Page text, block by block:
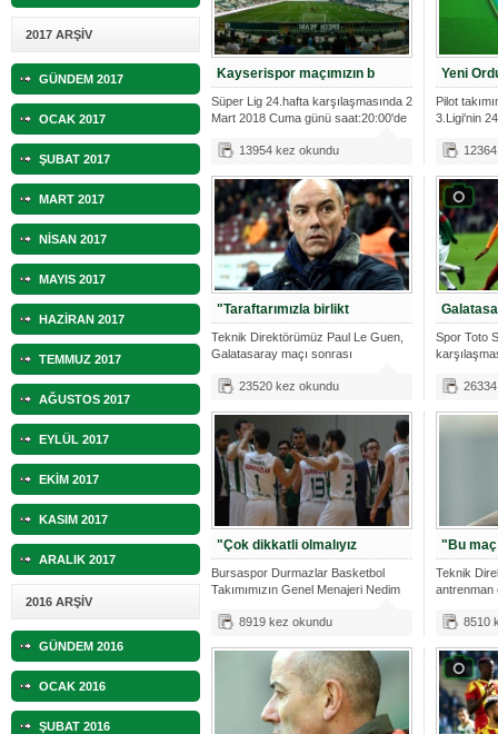
2017 ARŞİV
GÜNDEM 2017
OCAK 2017
ŞUBAT 2017
MART 2017
NİSAN 2017
MAYIS 2017
HAZİRAN 2017
TEMMUZ 2017
AĞUSTOS 2017
EYLÜL 2017
EKİM 2017
KASIM 2017
ARALIK 2017
2016 ARŞİV
GÜNDEM 2016
OCAK 2016
ŞUBAT 2016
Kayserispor maçımızın b
Süper Lig 24.hafta karşılaşmasında 2
Mart 2018 Cuma günü saat:20:00'de
13954 kez okundu
Yeni
Pilot
3.Ligi'nin
"Taraftarımızla birlikt
Teknik Direktörümüz Paul Le Guen,
Galatasaray maçı sonrası
23520 kez okundu
Spor Toto
"Çok dikkatli olmalıyız
Bursaspor Durmazlar Basketbol
Takımımızın Genel Menajeri Nedim
8919 kez okundu
"Bu maç
Teknik
antrenman
8510